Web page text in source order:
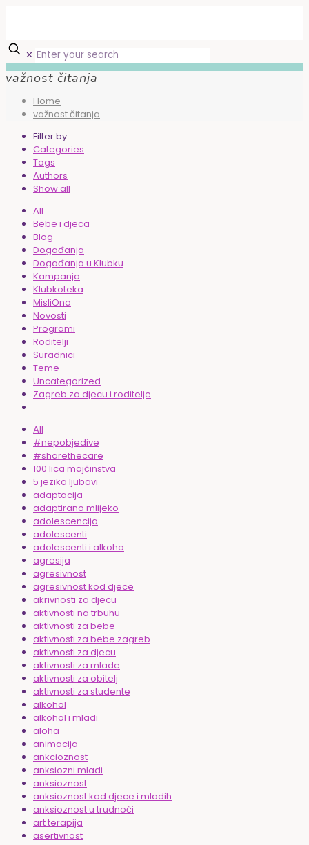
✕
važnost čitanja
Home
važnost čitanja
Filter by
Categories
Tags
Authors
Show all
All
Bebe i djeca
Blog
Događanja
Događanja u Klubku
Kampanja
Klubkoteka
MisliOna
Novosti
Programi
Roditelji
Suradnici
Teme
Uncategorized
Zagreb za djecu i roditelje
All
#nepobjedive
#sharethecare
100 lica majčinstva
5 jezika ljubavi
adaptacija
adaptirano mlijeko
adolescencija
adolescenti
adolescenti i alkoho
agresija
agresivnost
agresivnost kod djece
akrivnosti za djecu
aktivnosti na trbuhu
aktivnosti za bebe
aktivnosti za bebe zagreb
aktivnosti za djecu
aktivnosti za mlade
aktivnosti za obitelj
aktivnosti za studente
alkohol
alkohol i mladi
aloha
animacija
ankcioznost
anksiozni mladi
anksioznost
anksioznost kod djece i mladih
anksioznost u trudnoći
art terapija
asertivnost